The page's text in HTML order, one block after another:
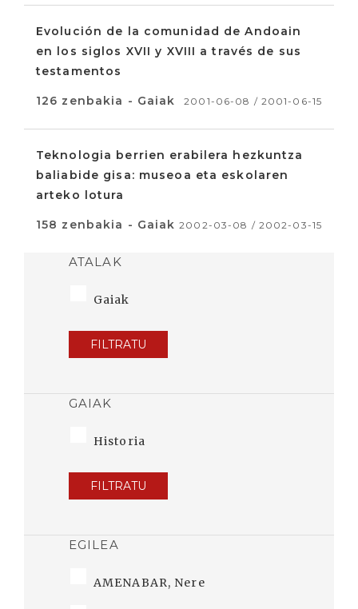
Evolución de la comunidad de Andoain
en los siglos XVII y XVIII a través de sus
testamentos
126 zenbakia - Gaiak 2001-06-08 / 2001-06-15
Teknologia berrien erabilera hezkuntza
baliabide gisa: museoa eta eskolaren
arteko lotura
158 zenbakia - Gaiak 2002-03-08 / 2002-03-15
ATALAK
Gaiak
FILTRATU
GAIAK
Historia
FILTRATU
EGILEA
AMENABAR, Nere